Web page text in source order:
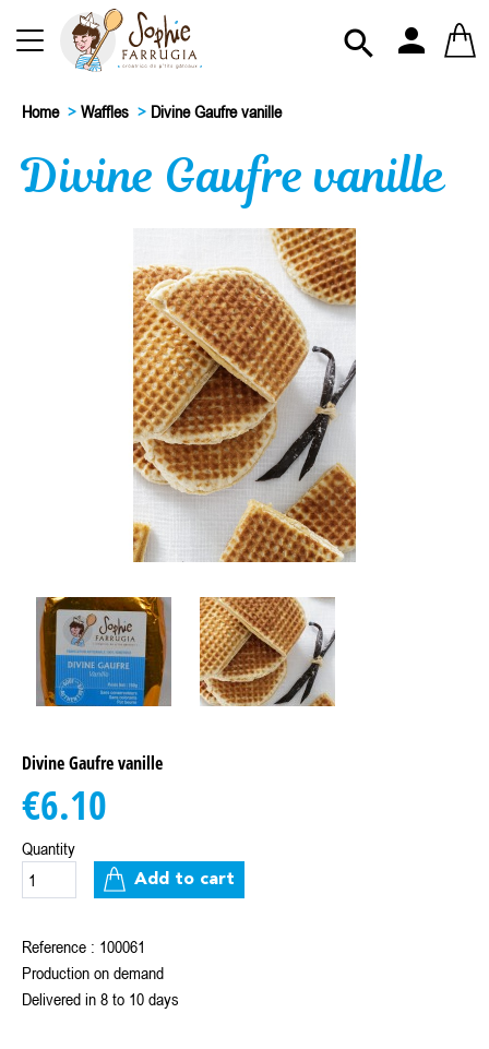
 person
Home > Waffles > Divine Gaufre vanille
Divine Gaufre vanille
Divine Gaufre vanille
€6.10
Quantity
Add to cart
Reference : 100061
Production on demand
Delivered in 8 to 10 days